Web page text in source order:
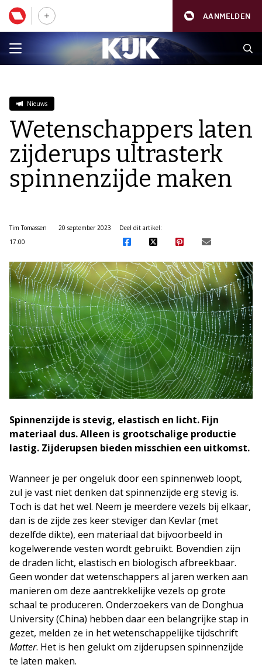
AANMELDEN
Nieuws
Wetenschappers laten
zijderups ultrasterk
spinnenzijde maken
Tim Tomassen
20 september 2023
17:00
Deel dit artikel:
Spinnenzijde is stevig, elastisch en licht. Fijn
materiaal dus. Alleen is grootschalige productie
lastig. Zijderupsen bieden misschien een uitkomst.
Wanneer je per ongeluk door een spinnenweb loopt,
zul je vast niet denken dat spinnenzijde erg stevig is.
Toch is dat het wel. Neem je meerdere vezels bij elkaar,
dan is de zijde zes keer steviger dan Kevlar (met
dezelfde dikte), een materiaal dat bijvoorbeeld in
kogelwerende vesten wordt gebruikt. Bovendien zijn
de draden licht, elastisch en biologisch afbreekbaar.
Geen wonder dat wetenschappers al jaren werken aan
manieren om deze aantrekkelijke vezels op grote
schaal te produceren. Onderzoekers van de Donghua
University (China) hebben daar een belangrijke stap in
gezet, melden ze in het wetenschappelijke tijdschrift
Matter. Het is hen gelukt om zijderupsen spinnenzijde
te laten maken.